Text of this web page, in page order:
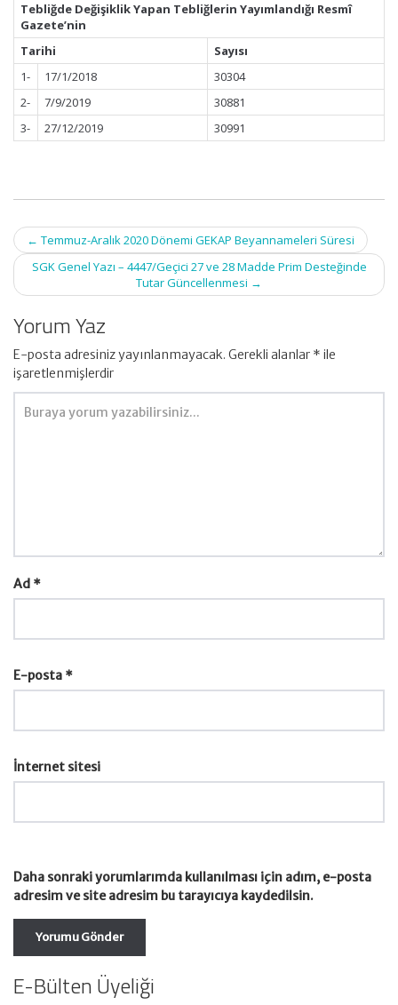
Tebliğde Değişiklik Yapan Tebliğlerin Yayımlandığı Resmî
Gazete’nin
Tarihi
Sayısı
1-
17/1/2018
30304
2-
7/9/2019
30881
3-
27/12/2019 30991
Post
navigation
← Temmuz-Aralık 2020 Dönemi GEKAP Beyannameleri Süresi
SGK Genel Yazı – 4447/Geçici 27 ve 28 Madde Prim Desteğinde
Tutar Güncellenmesi →
Yorum Yaz
E-posta adresiniz yayınlanmayacak. Gerekli alanlar * ile
işaretlenmişlerdir
Ad *
E-posta *
İnternet sitesi
Daha sonraki yorumlarımda kullanılması için adım, e-posta
adresim ve site adresim bu tarayıcıya kaydedilsin.
E-Bülten Üyeliği